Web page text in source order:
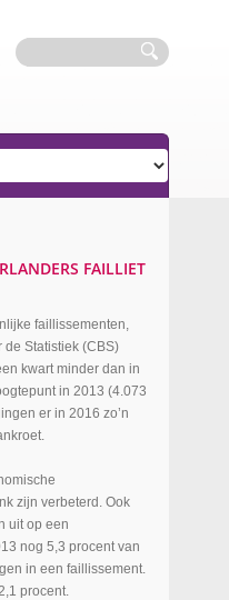
FAILLIET
faillissementen,
Statistiek (CBS)
kwart minder dan in
in 2013 (4.073
er in 2016 zo’n
zijn verbeterd. Ook
uit op een
nog 5,3 procent van
in een faillissement.
procent.